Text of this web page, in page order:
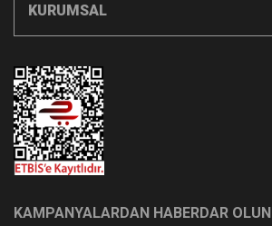
KURUMSAL
KAMPANYALARDAN HABERDAR OLUN